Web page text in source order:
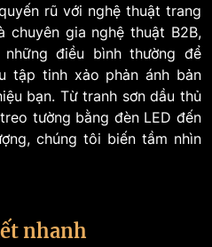
rũ với nghệ thuật trang
chuyên gia nghệ thuật B2B,
điều bình thường để
tập tinh xảo phản ánh bản
bạn. Từ tranh sơn dầu thủ
tường bằng đèn LED đến
chúng tôi biến tầm nhìn
nhanh